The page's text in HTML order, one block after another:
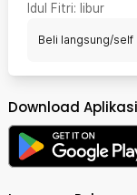
Idul Fitri: libur
Beli langsung/
Download